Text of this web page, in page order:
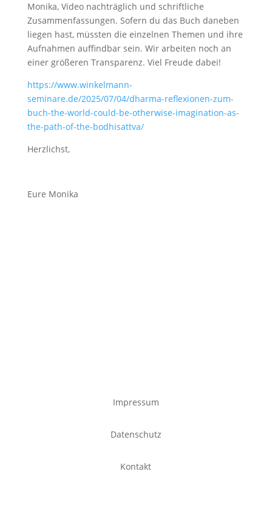
Monika, Video nachträglich und schriftliche
Zusammenfassungen. Sofern du das Buch daneben
liegen hast, müssten die einzelnen Themen und ihre
Aufnahmen auffindbar sein. Wir arbeiten noch an
einer größeren Transparenz. Viel Freude dabei!
https://www.winkelmann-
seminare.de/2025/07/04/dharma-reflexionen-zum-
buch-the-world-could-be-otherwise-imagination-as-
the-path-of-the-bodhisattva/
Herzlichst,
Eure Monika
Impressum
Datenschutz
Kontakt